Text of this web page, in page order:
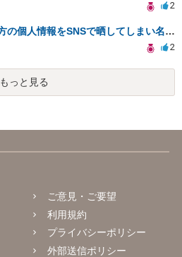
2
当方の腹いせで相手方の個人情報をSNSで晒してしまい名誉毀損させてしまったかもしれない
2
もっと見る
ご意見・ご要望
利用規約
プライバシーポリシー
外部送信ポリシー